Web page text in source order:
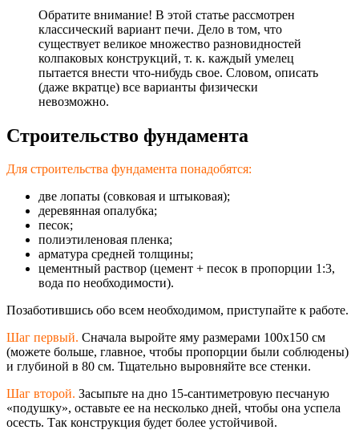
Обратите внимание! В этой статье рассмотрен
классический вариант печи. Дело в том, что
существует великое множество разновидностей
колпаковых конструкций, т. к. каждый умелец
пытается внести что-нибудь свое. Словом, описать
(даже вкратце) все варианты физически
невозможно.
Строительство фундамента
Для строительства фундамента понадобятся:
две лопаты (совковая и штыковая);
деревянная опалубка;
песок;
полиэтиленовая пленка;
арматура средней толщины;
цементный раствор (цемент + песок в пропорции 1:3,
вода по необходимости).
Позаботившись обо всем необходимом, приступайте к работе.
Шаг первый. Сначала выройте яму размерами 100х150 см
(можете больше, главное, чтобы пропорции были соблюдены)
и глубиной в 80 см. Тщательно выровняйте все стенки.
Шаг второй. Засыпьте на дно 15-сантиметровую песчаную
«подушку», оставьте ее на несколько дней, чтобы она успела
осесть. Так конструкция будет более устойчивой.